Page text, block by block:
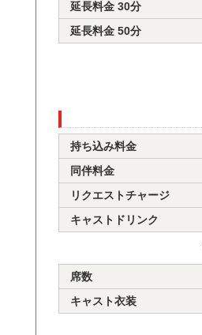
延長料金 30分
延長料金 50分
持ち込み料金
同伴料金
リクエストチャージ
キャストドリンク
席数
キャスト衣装